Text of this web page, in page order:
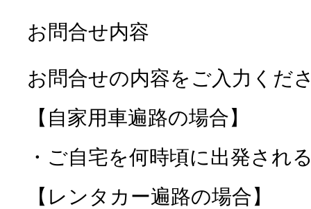
お問合せ内容
お問合せの内容をご入力くだ
【自家用車遍路の場合】
・ご自宅を何時頃に出発され
【レンタカー遍路の場合】